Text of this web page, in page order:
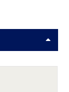
持ち込んだ
近郊の市場や